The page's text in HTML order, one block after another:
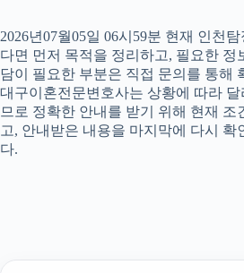
2026년07월05일 06시59분 현재 인천
다면 먼저 목적을 정리하고, 필요한 정
담이 필요한 부분은 직접 문의를 통해
대구이혼전문변호사는 상황에 따라
므로 정확한 안내를 받기 위해 현재
고, 안내받은 내용을 마지막에 다시 확
다.